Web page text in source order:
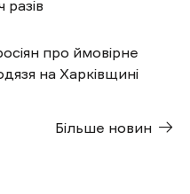
про ймовірне
на Харківщині
Більше новин